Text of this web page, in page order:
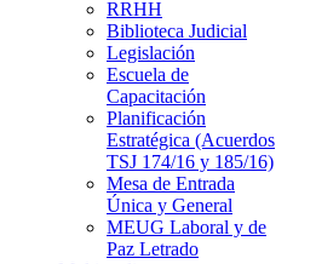
RRHH
Biblioteca Judicial
Legislación
Escuela de
Capacitación
Planificación
Estratégica (Acuerdos
TSJ 174/16 y 185/16)
Mesa de Entrada
Única y General
MEUG Laboral y de
Paz Letrado